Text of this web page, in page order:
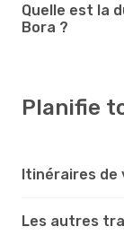
Quelle est la
Bora ?
Planifie
Itinéraires de
Les autres